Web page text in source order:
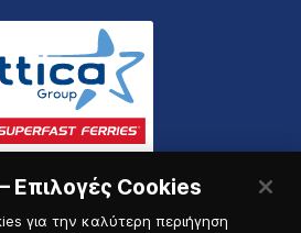
Επιλογές Cookies
για την καλύτερη περιήγηση